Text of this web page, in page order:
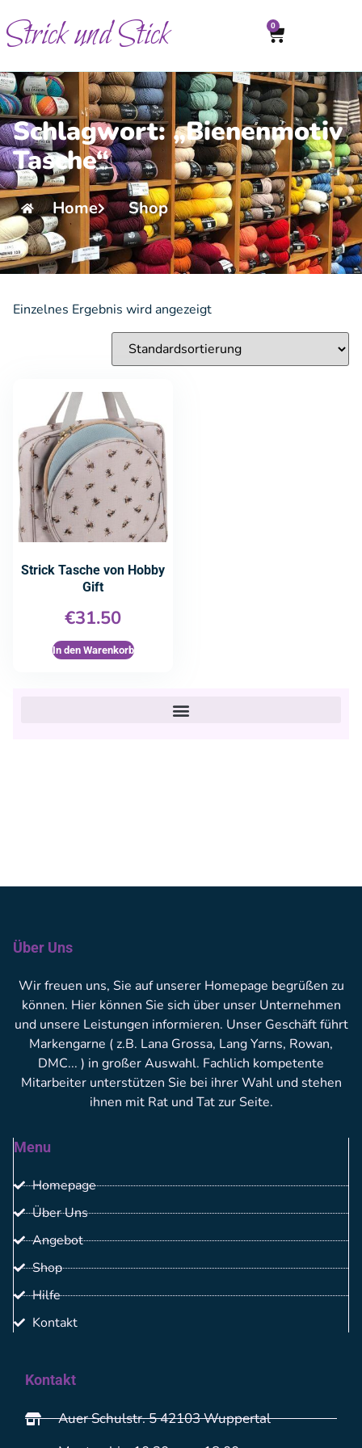
Strick und Stick 0
Schlagwort: „Bienenmotiv
Tasche“
Home Shop
Einzelnes Ergebnis wird angezeigt
Strick Tasche von Hobby
Gift
€31.50
In den Warenkorb
Über Uns
Wir freuen uns, Sie auf unserer Homepage begrüßen zu
können. Hier können Sie sich über unser Unternehmen
und unsere Leistungen informieren. Unser Geschäft führt
Markengarne ( z.B. Lana Grossa, Lang Yarns, Rowan,
DMC... ) in großer Auswahl. Fachlich kompetente
Mitarbeiter unterstützen Sie bei ihrer Wahl und stehen
ihnen mit Rat und Tat zur Seite.
Menu
Homepage
Über Uns
Angebot
Shop
Hilfe
Kontakt
Kontakt
Auer Schulstr. 5 42103 Wuppertal